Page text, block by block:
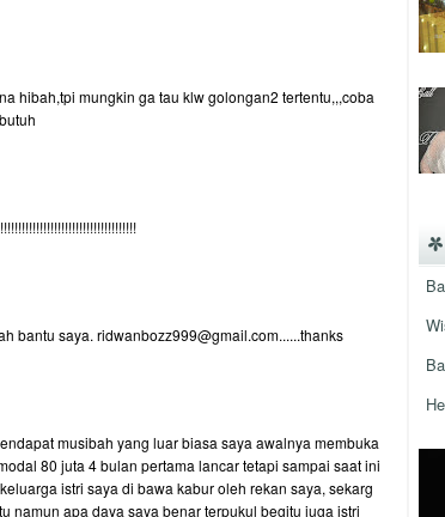
hibah,tpi mungkin ga tau klw golongan2 tertentu,,,coba
bantu saya. ridwanbozz999@gmail.com......thanks
musibah yang luar biasa saya awalnya membuka
80 juta 4 bulan pertama lancar tetapi sampai saat ini
istri saya di bawa kabur oleh rekan saya, sekarg
namun apa daya saya benar terpukul begitu juga istri